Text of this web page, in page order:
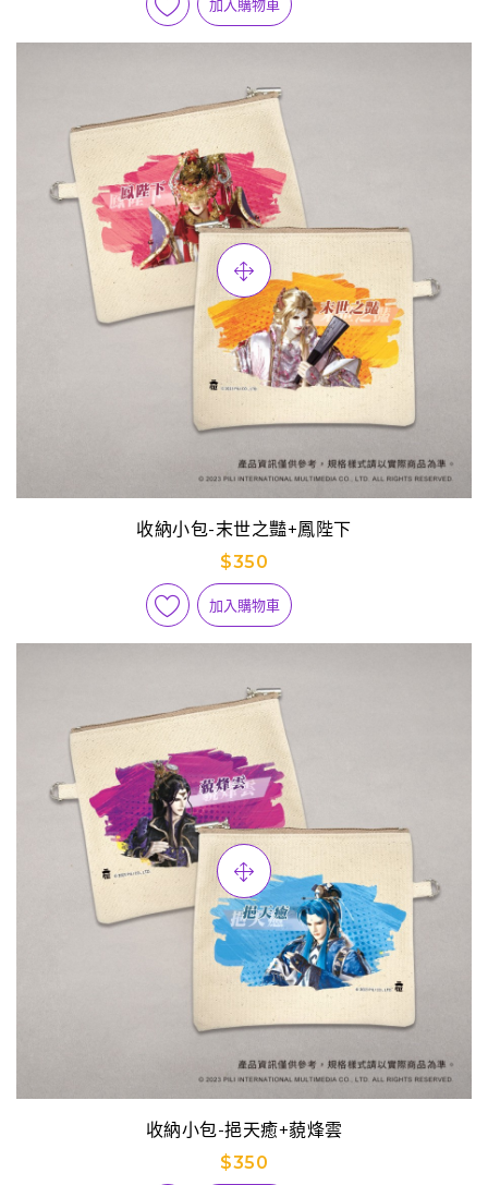
加入購物車
收納小包-末世之豔+鳳陛下
$350
加入購物車
收納小包-挹天癒+藐烽雲
$350